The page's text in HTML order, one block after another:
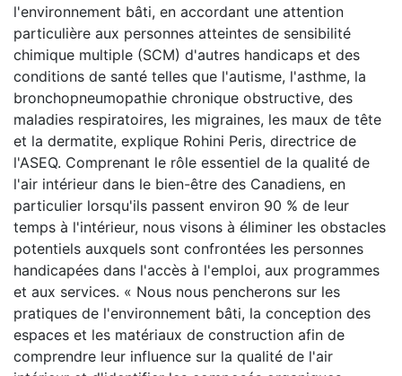
l'environnement bâti, en accordant une attention
particulière aux personnes atteintes de sensibilité
chimique multiple (SCM) d'autres handicaps et des
conditions de santé telles que l'autisme, l'asthme, la
bronchopneumopathie chronique obstructive, des
maladies respiratoires, les migraines, les maux de tête
et la dermatite, explique Rohini Peris, directrice de
l'ASEQ. Comprenant le rôle essentiel de la qualité de
l'air intérieur dans le bien-être des Canadiens, en
particulier lorsqu'ils passent environ 90 % de leur
temps à l'intérieur, nous visons à éliminer les obstacles
potentiels auxquels sont confrontées les personnes
handicapées dans l'accès à l'emploi, aux programmes
et aux services. « Nous nous pencherons sur les
pratiques de l'environnement bâti, la conception des
espaces et les matériaux de construction afin de
comprendre leur influence sur la qualité de l'air